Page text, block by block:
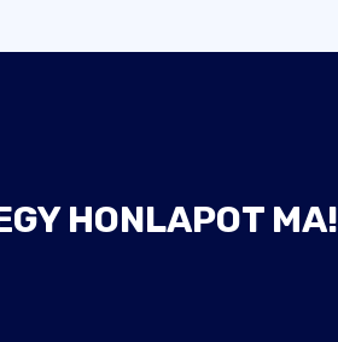
HONLAPOT MA!